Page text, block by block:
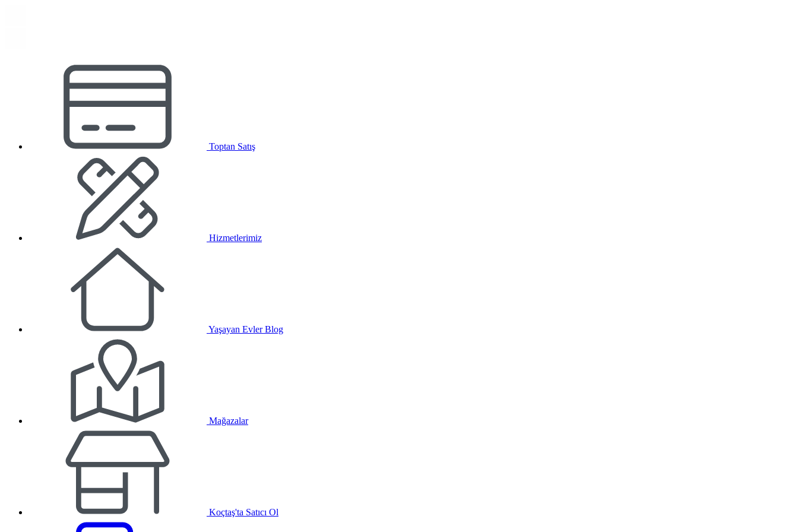
Toptan Satış
Hizmetlerimiz
Yaşayan Evler Blog
Mağazalar
Koçtaş'ta Satıcı Ol